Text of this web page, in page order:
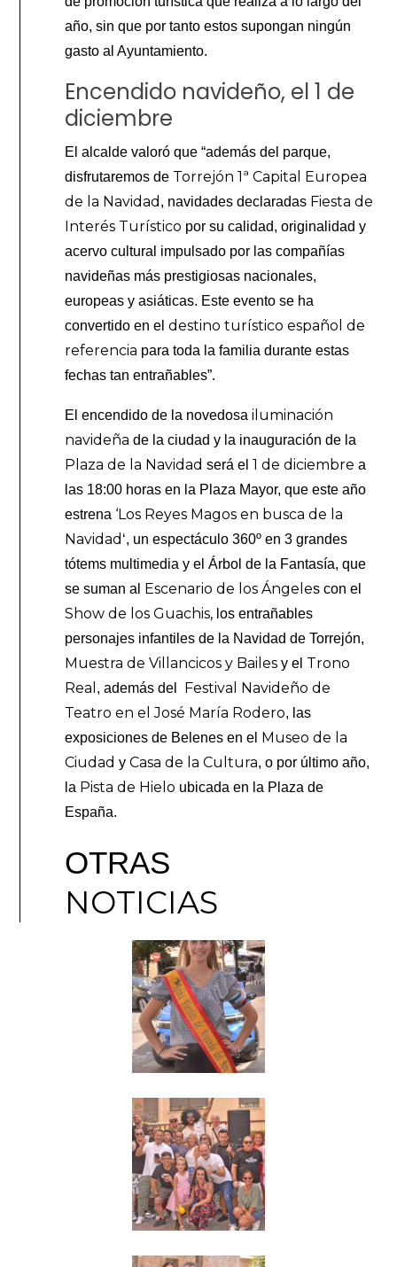
año, sin que por tanto estos supongan ningún
gasto al Ayuntamiento.
Encendido navideño, el 1 de
diciembre
El alcalde valoró que “además del parque,
disfrutaremos de Torrejón 1ª Capital Europea
de la Navidad , navidades declaradas Fiesta de
Interés Turístico por su calidad, originalidad y
acervo cultural impulsado por las compañías
navideñas más prestigiosas nacionales,
europeas y asiáticas. Este evento se ha
convertido en el destino turístico español de
referencia para toda la familia durante estas
fechas tan entrañables”.
El encendido de la novedosa iluminación
navideña de la ciudad y la inauguración de la
Plaza de la Navidad será el 1 de diciembre a
las 18:00 horas en la Plaza Mayor, que este año
estrena ‘Los Reyes Magos en busca de la
Navidad ‘, un espectáculo 360º en 3 grandes
tótems multimedia y el Árbol de la Fantasía, que
se suman al Escenario de los Ángeles con el
Show de los Guachis, los entrañables
personajes infantiles de la Navidad de Torrejón,
Muestra de Villancicos y Bailes y el Trono
Real , además del Festival Navideño de
Teatro en el José María Rodero, las
exposiciones de Belenes en el Museo de la
Ciudad yCasa de la Cultura, o por último año,
la Pista de Hielo ubicada en la Plaza de
España.
OTRAS
NOTICIAS